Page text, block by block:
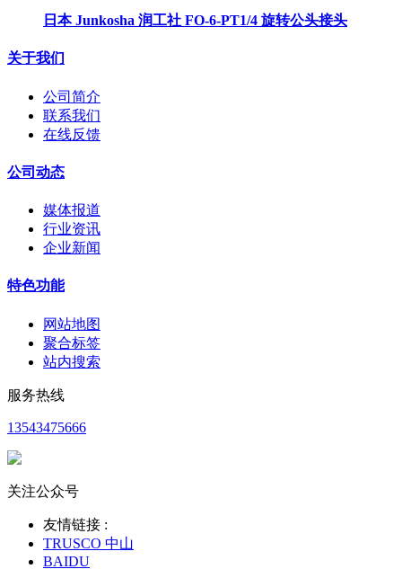
日本 Junkosha 润工社 FO-6-PT1/4 旋转公头接头
关于我们
公司简介
联系我们
在线反馈
公司动态
媒体报道
行业资讯
企业新闻
特色功能
网站地图
聚合标签
站内搜索
服务热线
13543475666
关注公众号
友情链接 :
TRUSCO 中山
BAIDU